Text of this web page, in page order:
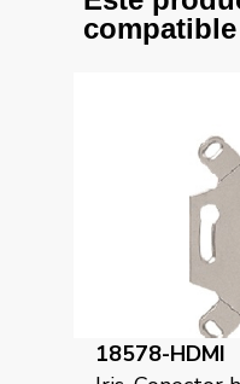
18578-HDMI